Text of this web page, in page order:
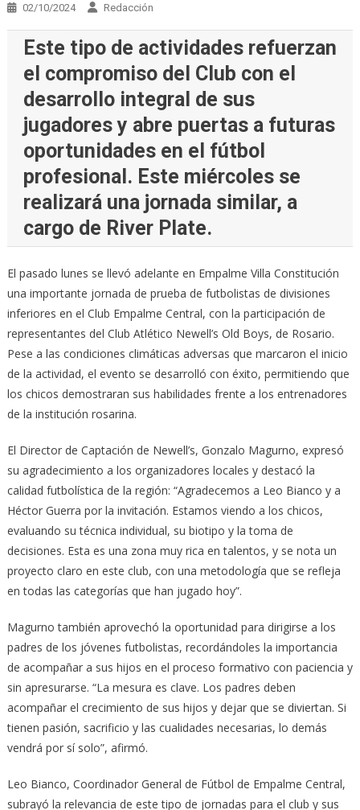
02/10/2024 Redacción
Este tipo de actividades refuerzan
el compromiso del Club con el
desarrollo integral de sus
jugadores y abre puertas a futuras
oportunidades en el fútbol
profesional. Este miércoles se
realizará una jornada similar, a
cargo de River Plate.
El pasado lunes se llevó adelante en Empalme Villa Constitución
una importante jornada de prueba de futbolistas de divisiones
inferiores en el Club Empalme Central, con la participación de
representantes del Club Atlético Newell’s Old Boys, de Rosario.
Pese a las condiciones climáticas adversas que marcaron el inicio
de la actividad, el evento se desarrolló con éxito, permitiendo que
los chicos demostraran sus habilidades frente a los entrenadores
de la institución rosarina.
El Director de Captación de Newell’s, Gonzalo Magurno, expresó
su agradecimiento a los organizadores locales y destacó la
calidad futbolística de la región: “Agradecemos a Leo Bianco y a
Héctor Guerra por la invitación. Estamos viendo a los chicos,
evaluando su técnica individual, su biotipo y la toma de
decisiones. Esta es una zona muy rica en talentos, y se nota un
proyecto claro en este club, con una metodología que se refleja
en todas las categorías que han jugado hoy”.
Magurno también aprovechó la oportunidad para dirigirse a los
padres de los jóvenes futbolistas, recordándoles la importancia
de acompañar a sus hijos en el proceso formativo con paciencia y
sin apresurarse. “La mesura es clave. Los padres deben
acompañar el crecimiento de sus hijos y dejar que se diviertan. Si
tienen pasión, sacrificio y las cualidades necesarias, lo demás
vendrá por sí solo”, afirmó.
Leo Bianco, Coordinador General de Fútbol de Empalme Central,
subrayó la relevancia de este tipo de jornadas para el club y sus